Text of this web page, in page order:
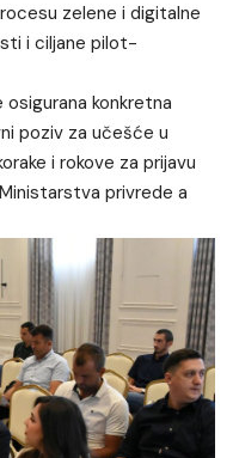
zelene i digitalne
i ciljane pilot-
konkretna
poziv za učešće u
i rokove za prijavu
privrede a